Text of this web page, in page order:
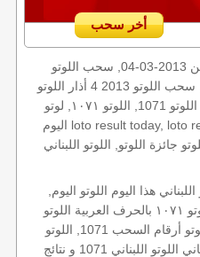
أخر سحب
اليكم نتائج اللوتو الأثنين, الأثنين 2013-03-04, سحب اللوتو
2013-03-04, سحب اللوتو 2013 4 أذار اللوتو, loto, lotto, نتيجة
اللوتو, نتيجة اللوتو ١٠٧١ نتيجة اللوتو 1071, اللوتو ١٠٧١, لوتو
اليوم loto result today, loto results today اللوتو هذا الاسبوع
هذا اليوم اللوتو اليوم,
اللوتو 1071 عو رقم سحب اللوتو ١٠٧١ بالحرف العربية اللوتو
1718, اللوتو 2013-03-04, اللوتو أرقام السحب 1071, اللوتو
الأثنين, 1071 الأثنين اللوتو اللبناني اللوتو اللبناني 1071 و نتائج